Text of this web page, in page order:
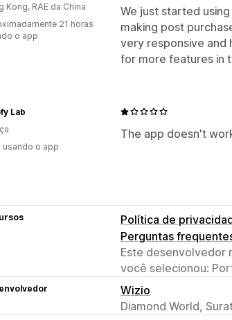
We just started
making post
very responsive and
for more features in
Kong, RAE da China
21 horas
o app
The app doesn't
Lab
usando o app
Política de
Perguntas
Este desenvolvedor
você selecionou:
Wizio
Diamond World,